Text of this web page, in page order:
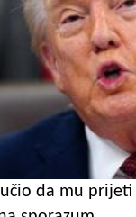
da mu prijeti